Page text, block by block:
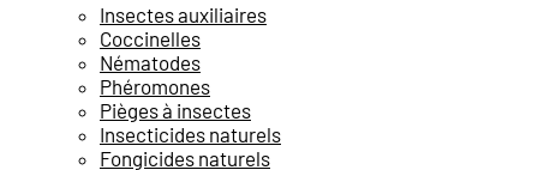
Insectes auxiliaires
Coccinelles
Nématodes
Phéromones
Pièges à insectes
Insecticides naturels
Fongicides naturels